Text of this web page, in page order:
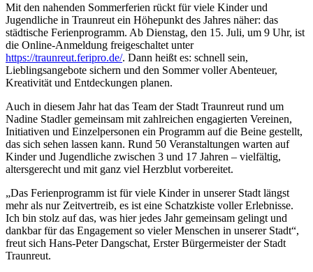
Mit den nahenden Sommerferien rückt für viele Kinder und
Jugendliche in Traunreut ein Höhepunkt des Jahres näher: das
städtische Ferienprogramm. Ab Dienstag, den 15. Juli, um 9 Uhr, ist
die Online-Anmeldung freigeschaltet unter
https://traunreut.feripro.de/. Dann heißt es: schnell sein,
Lieblingsangebote sichern und den Sommer voller Abenteuer,
Kreativität und Entdeckungen planen.
Auch in diesem Jahr hat das Team der Stadt Traunreut rund um
Nadine Stadler gemeinsam mit zahlreichen engagierten Vereinen,
Initiativen und Einzelpersonen ein Programm auf die Beine gestellt,
das sich sehen lassen kann. Rund 50 Veranstaltungen warten auf
Kinder und Jugendliche zwischen 3 und 17 Jahren – vielfältig,
altersgerecht und mit ganz viel Herzblut vorbereitet.
„Das Ferienprogramm ist für viele Kinder in unserer Stadt längst
mehr als nur Zeitvertreib, es ist eine Schatzkiste voller Erlebnisse.
Ich bin stolz auf das, was hier jedes Jahr gemeinsam gelingt und
dankbar für das Engagement so vieler Menschen in unserer Stadt“,
freut sich Hans-Peter Dangschat, Erster Bürgermeister der Stadt
Traunreut.